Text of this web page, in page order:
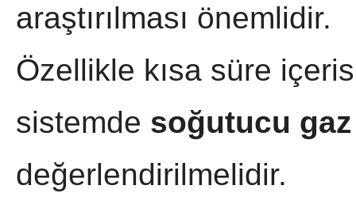
araştırılması önemlidir.
Özellikle kısa süre
sistemde soğutucu gaz
değerlendirilmelidir.